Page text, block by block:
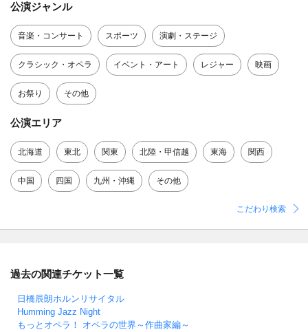
公演ジャンル
音楽・コンサート スポーツ 演劇・ステージ
クラシック・オペラ イベント・アート レジャー 映画
お祭り その他
公演エリア
北海道 東北 関東 北陸・甲信越 東海 関西
中国 四国 九州・沖縄 その他
こだわり検索
過去の関連チケット一覧
日橋辰朗ホルンリサイタル
Humming Jazz Night
もっとオペラ！ オペラの世界～作曲家編～